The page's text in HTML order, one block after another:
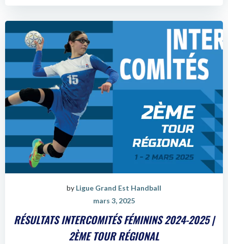
by Ligue Grand Est Handball
mars 3, 2025
RÉSULTATS INTERCOMITÉS FÉMININS 2024-2025 |
2ÈME TOUR RÉGIONAL